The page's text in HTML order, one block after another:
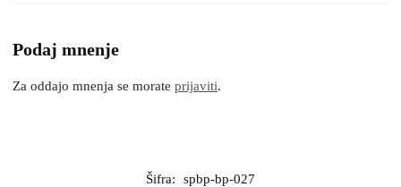
Podaj mnenje
Za oddajo mnenja se morate prijaviti.
Šifra:
spbp-bp-027